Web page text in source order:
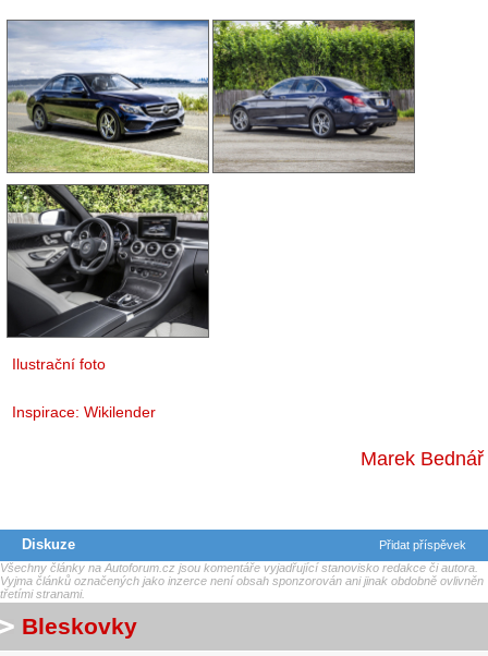
Ilustrační foto
Inspirace: Wikilender
Marek Bednář
Diskuze
Přidat příspěvek
Všechny články na Autoforum.cz jsou komentáře vyjadřující stanovisko redakce či autora.
Vyjma článků označených jako inzerce není obsah sponzorován ani jinak obdobně ovlivněn
třetími stranami.
Bleskovky